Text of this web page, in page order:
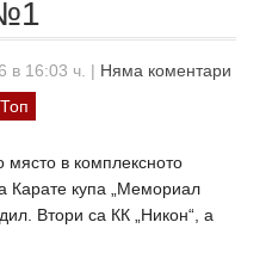
в 16:03 ч. | Няма коментари
Топ
в комплексното
Карате купа „Мемориал
Втори са КК „Никон“, а